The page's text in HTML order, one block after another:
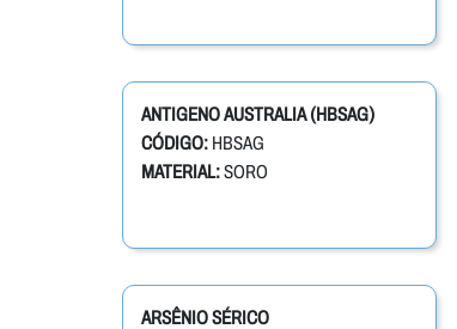
ANTIGENO AUSTRALIA (HBSAG)
CÓDIGO: HBSAG
MATERIAL:SORO
ARSÊNIO SÉRICO